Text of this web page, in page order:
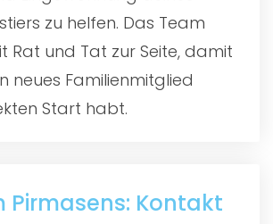
zu helfen. Das Team
Rat und Tat zur Seite, damit
neues Familienmitglied
Start habt.
Pirmasens: Kontakt